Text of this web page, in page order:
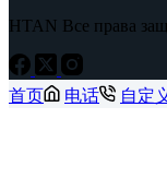
HTAN Все права
首页 电话 自定